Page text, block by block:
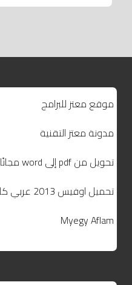
موقع معتز للبرامج
مدونة معتز التقنية
تحويل من pdf إلى word مجانًا
تحميل اوفيس 2013 عربي كامل مضغوط
Myegy Aflam